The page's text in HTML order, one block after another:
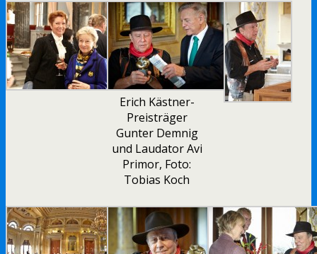
Erich Kästner-
Preisträger
Gunter Demnig
und Laudator Avi
Primor, Foto:
Tobias Koch